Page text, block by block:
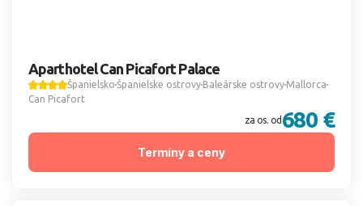
Aparthotel Can Picafort Palace
Španielsko Španielske ostrovy Baleárske ostrovy Mallorca
Can Picafort
za os. od 680 €
Termíny a ceny